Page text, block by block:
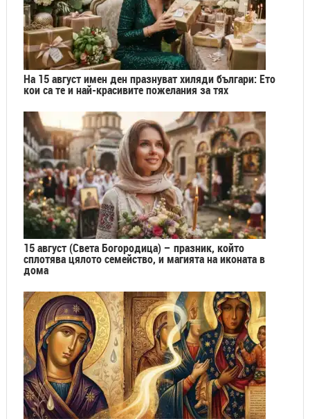
На 15 август имен ден празнуват хиляди българи: Ето
кои са те и най-красивите пожелания за тях
15 август (Света Богородица) – празник, който
сплотява цялото семейство, и магията на иконата в
дома